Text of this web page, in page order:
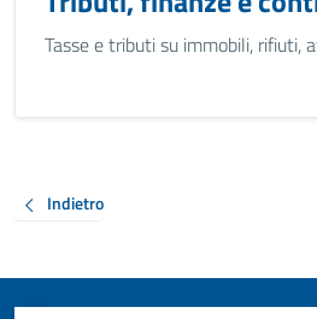
Tasse e tributi su immobili, rifiuti,
Indietro